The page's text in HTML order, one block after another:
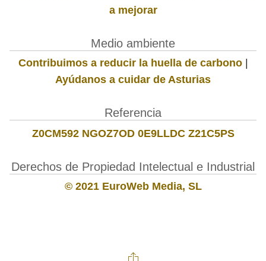
a mejorar
Medio ambiente
Contribuimos a reducir la huella de carbono|
Ayúdanos a cuidar de Asturias
Referencia
Z0CM592 NGOZ7OD 0E9LLDC Z21C5PS
Derechos de Propiedad Intelectual e Industrial
© 2021 EuroWeb Media, SL